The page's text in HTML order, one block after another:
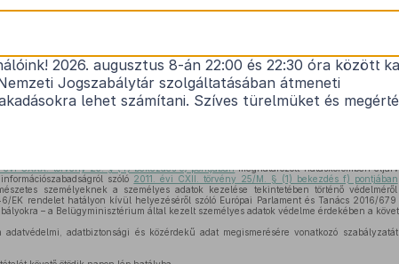
25/2018. (XII. 28.) BM utasítás
adatvédelmi, adatbiztonsági és
vonatkozó szabályzatának
évi CXXX. törvény 23. § (4) bekezdés c) pontjábanmeghatározott hatáskörömben
szóló 2011. évi CXII. törvény 25/M. § (1) bekezdés f) pontjában
személyeknek a személyes adatok kezelése tekintetében történő
EK rendelet hatályon kívül helyezéséről szóló Európai Parlament és Tanács 2016/
– a Belügyminisztérium által kezelt személyes adatok védelme érdekében a
adatbiztonsági és közérdekű adat megismerésére vonatkozó
2026. augusztus 8-án 22:00 és 22:30 óra között
Jogszabálytár szolgáltatásában átmeneti
lehet számítani. Szíves türelmüket és